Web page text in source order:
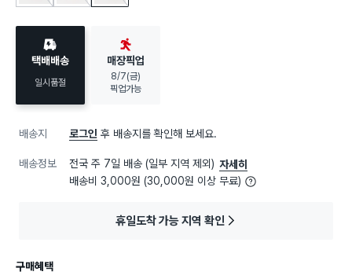
홈스타 착 붙는 분사 락스 700 ml
홈스타 착 붙는 분사 락스 700 ml 후로랄향
홈스타 착 붙는 분사 락스 700 ml 후레쉬향
택배배송
일시품절
매장픽업
8/7(금)
픽업가능
배송지 로그인 후 배송지를 확인해 보세요.
배송정보 전국 주 7일 배송 (일부 지역 제외) 자세히
배송비 3,000원 (30,000원 이상 무료)
휴일도착 가능 지역 확인
구매혜택